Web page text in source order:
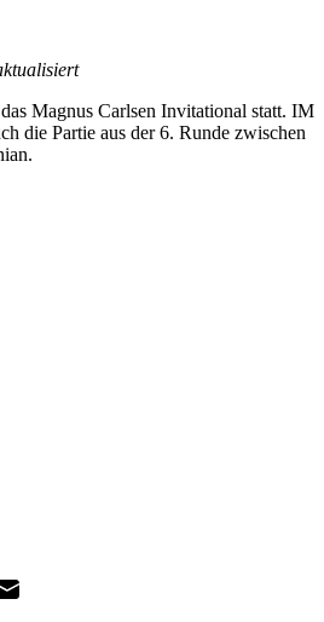
Magnus Carlsen Invitational statt. IM
die Partie aus der 6. Runde zwischen